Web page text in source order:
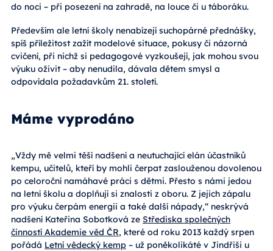
do noci – při posezení na zahradě, na louce či u táboráku.
Především ale letní školy nenabízejí suchopárné přednášky,
spíš příležitost zažít modelové situace, pokusy či názorná
cvičení, při nichž si pedagogové vyzkoušejí, jak mohou svou
výuku oživit – aby nenudila, dávala dětem smysl a
odpovídala požadavkům 21. století.
Máme vyprodáno
„Vždy mě velmi těší nadšení a neutuchající elán účastníků
kempu, učitelů, kteří by mohli čerpat zaslouženou dovolenou
po celoroční namáhavé práci s dětmi. Přesto s námi jedou
na letní školu a doplňují si znalosti z oboru. Z jejich zápalu
pro výuku čerpám energii a také další nápady,“ neskrývá
nadšení Kateřina Sobotková ze Střediska společných
činností Akademie věd ČR, které od roku 2013 každý srpen
pořádá Letní vědecký kemp – už poněkolikáté v Jindřiši u